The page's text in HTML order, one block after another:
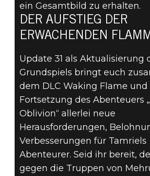
ein Gesamtbild zu erhalten.
DER AUFSTIEG DER
ERWACHENDEN
Update 31 als Aktualisierung
Grundspiels bringt euch
dem DLC Waking Flame und
Fortsetzung des Abenteuers
Oblivion“ allerlei neue
Herausforderungen,
Verbesserungen für Tamriels
Abenteurer. Seid ihr bereit,
gegen die Truppen von